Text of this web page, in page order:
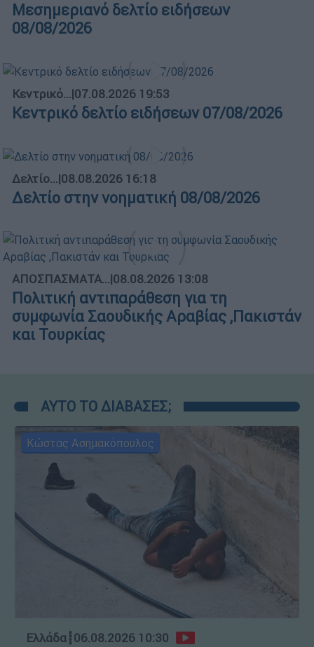
Μεσημεριανό δελτίο ειδήσεων
08/08/2026
Κεντρικό...|07.08.2026 19:53
Κεντρικό δελτίο ειδήσεων 07/08/2026
Δελτίο...|08.08.2026 16:18
Δελτίο στην νοηματική 08/08/2026
ΑΠΟΣΠΑΣΜΑΤΑ...|08.08.2026 13:08
Πολιτική αντιπαράθεση για τη
συμφωνία Σαουδικής Αραβίας ,Πακιστάν
και Τουρκίας
ΑΥΤΟ ΤΟ ΔΙΑΒΑΣΕΣ;
Κώστας Ασημακόπουλος
Ελλάδα┋06.08.2026 10:30